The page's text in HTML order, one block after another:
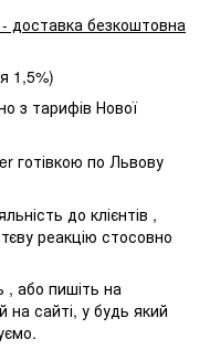
доставка безкоштовна
1,5%)
з тарифів Нової
готівкою по Львову
до клієнтів ,
реакцію стосовно
, або пишіть на
сайті, у будь який